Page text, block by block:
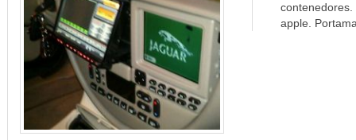
apple.